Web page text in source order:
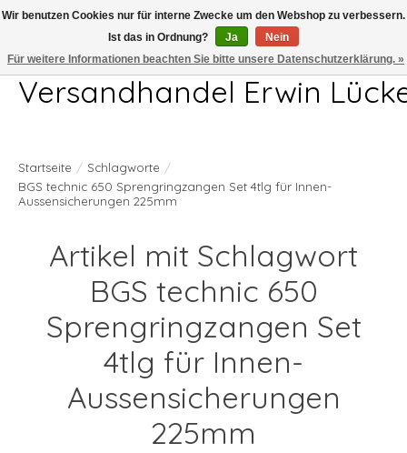
Telefon 04407 715872 MO-DO 7.00-17.00Uhr FR 7.00-13.00Uhr
Versandhandel Erwin
Startseite / Schlagworte /
BGS technic 650 Sprengringzangen Set 4tlg für Innen-
Aussensicherungen 225mm
Artikel mit Schlagwort
BGS technic 650
Sprengringzangen Set
4tlg für Innen-
Aussensicherungen
225mm
Wir benutzen Cookies nur für interne Zwecke um den Webshop zu verbessern.
Ist das in Ordnung?
Ja
Nein
Für weitere Informationen beachten Sie bitte unsere Datenschutzerklärung. »